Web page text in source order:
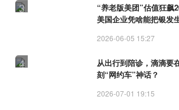
3
“养老版美团”估值狂飙
美国企业凭啥能把银发
2026-06-05 15:27
4
从出行到陪诊，滴滴要
刻“网约车”神话？
2026-07-01 19:15